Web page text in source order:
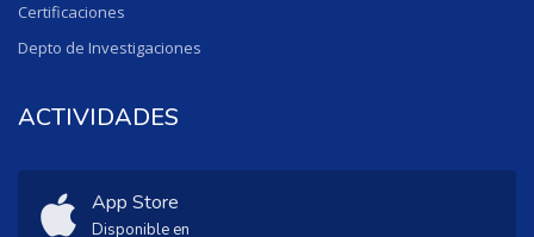
Certificaciones
Depto de Investigaciones
ACTIVIDADES
App Store
Disponible en